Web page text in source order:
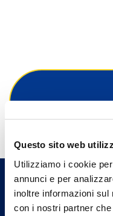
Questo sito web
Utilizziamo i cookie
annunci e per
inoltre informazioni
con i nostri partner
Trova l'Agenzia
un nostro
Contattaci